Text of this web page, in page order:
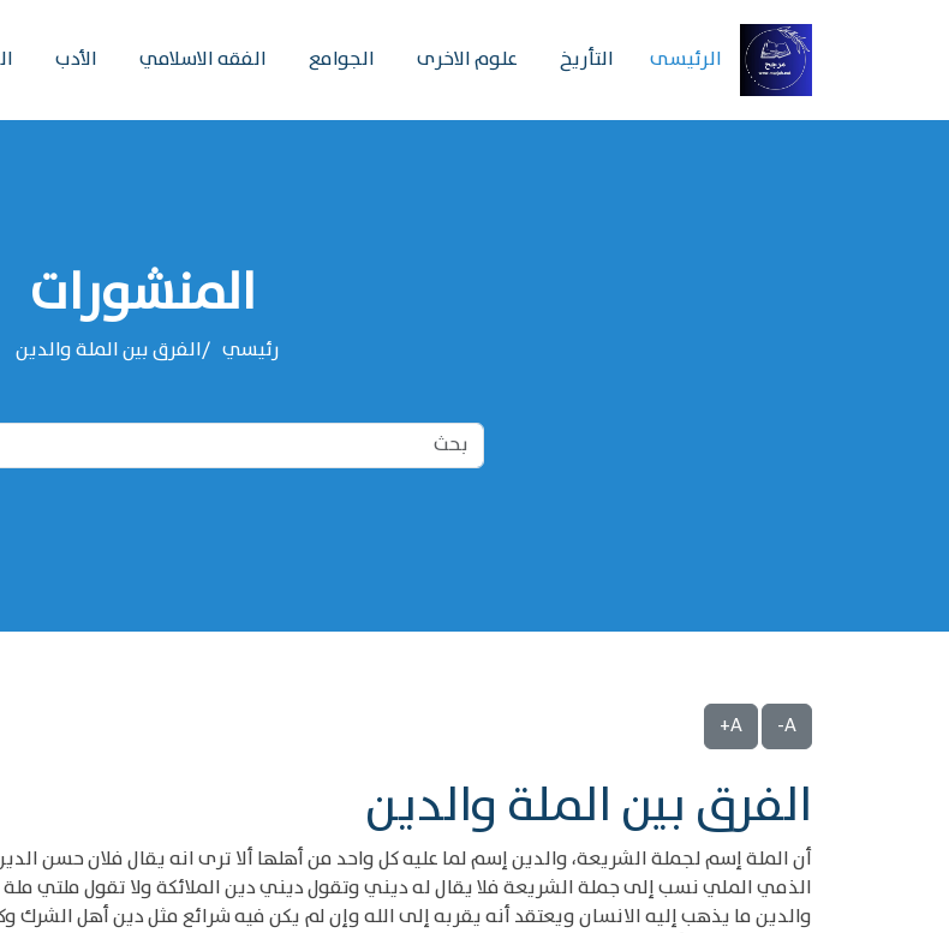
الرئیسی التأريخ علوم الاخرى الجوامع الفقه الاسلامي الأدب
المنشورات
رئيسي الفرق بين الملة والدين
A-
A+
الفرق بين الملة والدين
أن الملة إسم لجملة الشريعة، والدين إسم لما عليه كل واحد من أهلها ألا ترى انه يقال فلان حسن
الذمي الملي نسب إلى جملة الشريعة فلا يقال له ديني وتقول ديني دين الملائكة ولا تقول ملتي ملة
والدين ما يذهب إليه الانسان ويعتقد أنه يقربه إلى الله وإن لم يكن فيه شرائع مثل دين أهل